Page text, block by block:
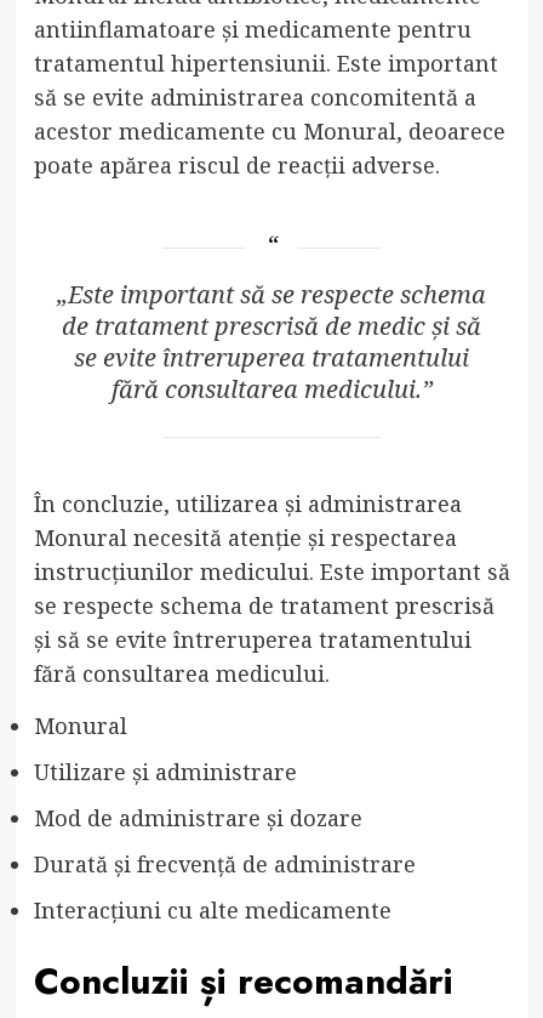
antiinflamatoare și medicamente pentru
tratamentul hipertensiunii. Este important
să se evite administrarea concomitentă a
acestor medicamente cu Monural, deoarece
poate apărea riscul de reacții adverse.
„Este important să se respecte schema
de tratament prescrisă de medic și să
se evite întreruperea tratamentului
fără consultarea medicului.”
În concluzie, utilizarea și administrarea
Monural necesită atenție și respectarea
instrucțiunilor medicului. Este important să
se respecte schema de tratament prescrisă
și să se evite întreruperea tratamentului
fără consultarea medicului.
Monural
Utilizare și administrare
Mod de administrare și dozare
Durată și frecvență de administrare
Interacțiuni cu alte medicamente
Concluzii și recomandări